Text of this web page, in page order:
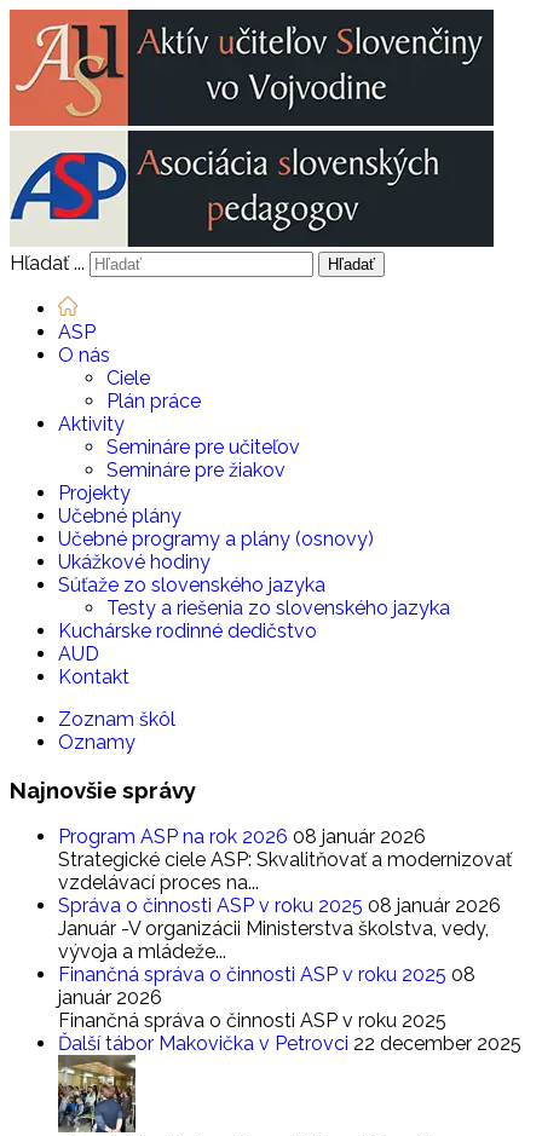
Hľadať ... Hľadať
ASP
O nás
Ciele
Plán práce
Aktivity
Semináre pre učiteľov
Semináre pre žiakov
Projekty
Učebné plány
Učebné programy a plány (osnovy)
Ukážkové hodiny
Súťaže zo slovenského jazyka
Testy a riešenia zo slovenského jazyka
Kuchárske rodinné dedičstvo
AUD
Kontakt
Zoznam škôl
Oznamy
Najnovšie správy
Program ASP na rok 2026 08 január 2026
Strategické ciele ASP: Skvalitňovať a modernizovať
vzdelávací proces na...
Správa o činnosti ASP v roku 2025 08 január 2026
Január -V organizácii Ministerstva školstva, vedy,
vývoja a mládeže...
Finančná správa o činnosti ASP v roku 2025 08
január 2026
Finančná správa o činnosti ASP v roku 2025
Ďalší tábor Makovička v Petrovci 22 december 2025